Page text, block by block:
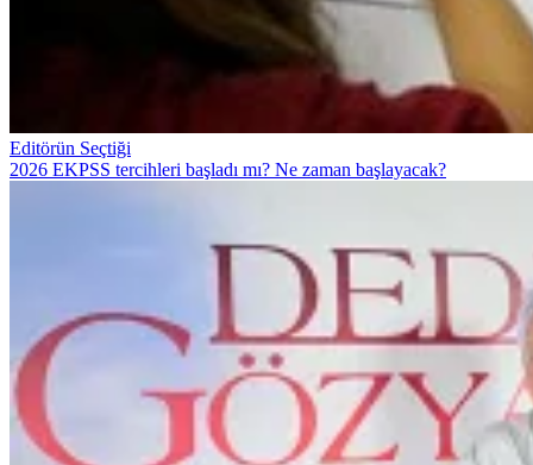
Editörün Seçtiği
2026 EKPSS tercihleri başladı mı? Ne zaman başlayacak?